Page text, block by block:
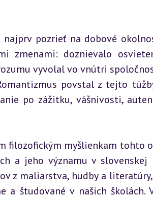
pozrieť na dobové
zmenami: doznievalo
vyvolal vo vnútri
povstal z tejto
po zážitku, vášnivosti,
filozofickým myšlienkam tohto
a jeho významu v slovenskej
z maliarstva, hudby a
študované v našich školách.